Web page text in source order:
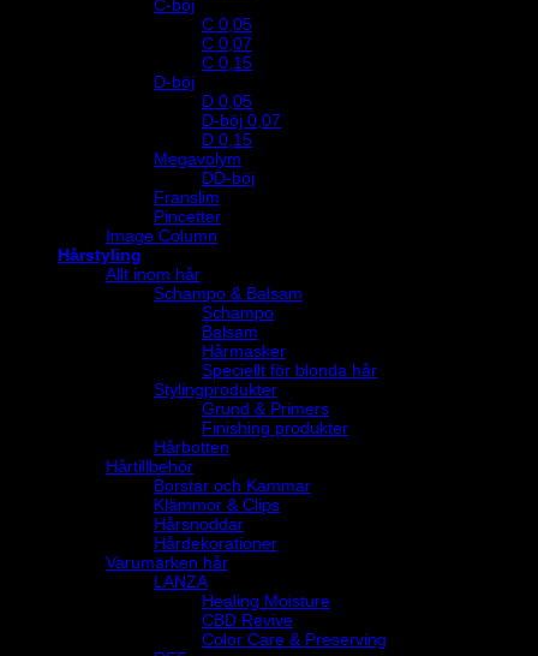
C-böj
C 0,05
C 0,07
C 0,15
D-böj
D 0,05
D-böj 0,07
D 0,15
Megavolym
DD-böj
Franslim
Pincetter
Image Column
Hårstyling
Allt inom hår
Schampo & Balsam
Schampo
Balsam
Hårmasker
Speciellt för blonda hår
Stylingprodukter
Grund & Primers
Finishing produkter
Hårbotten
Hårtillbehör
Borstar och Kammar
Klämmor & Clips
Hårsnoddar
Hårdekorationer
Varumärken hår
LANZA
Healing Moisture
CBD Revive
Color Care & Preserving